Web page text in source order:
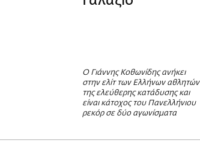
Ο Γιάννης Κοθωνίδης ανήκει
στην ελίτ των Ελλήνων αθλητών
της ελεύθερης κατάδυσης και
είναι κάτοχος του Πανελλήνιου
ρεκόρ σε δύο αγωνίσματα